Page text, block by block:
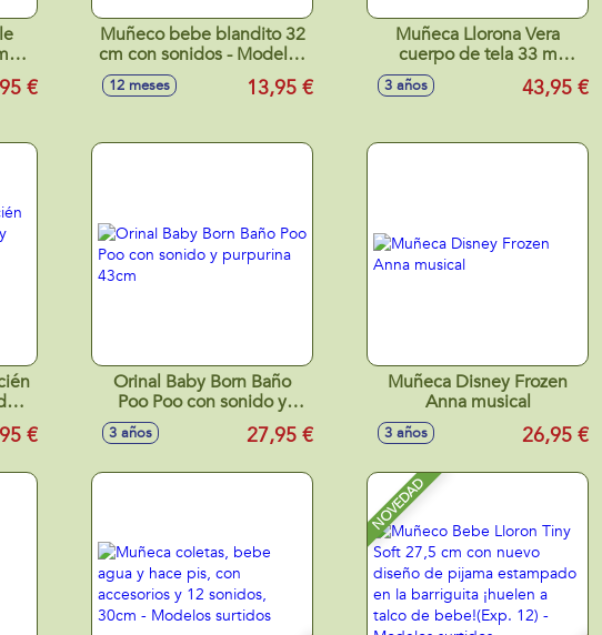
y
y €
Muñeco bebe blandito 32
cm con sonidos - Modelos
surtidos
12 meses 13,95 €
Muñeca Llorona Vera
cuerpo de tela 33 m
incluye el chupete.
3 años 43,95 €
y
€
Orinal Baby Born Baño
Poo Poo con sonido y
purpurina 43cm
3 años 27,95 €
Muñeca Disney Frozen
Anna musical
3 años 26,95 €
NOVEDAD